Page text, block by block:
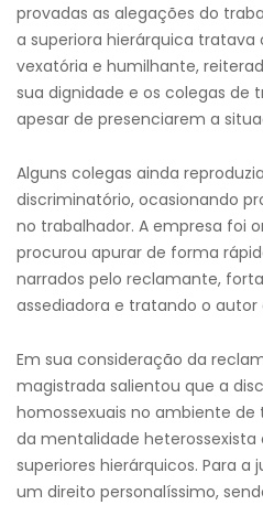
provadas as alegações do
a superiora hierárquica
vexatória e humilhante,
sua dignidade e os colegas de
apesar de presenciarem a
Alguns colegas ainda
discriminatório, ocasionando
no trabalhador. A empresa foi
procurou apurar de forma
narrados pelo reclamante,
assediadora e tratando o
Em sua consideração da
magistrada salientou que a
homossexuais no ambiente
da mentalidade
superiores hierárquicos. Para a
um direito personalíssimo,